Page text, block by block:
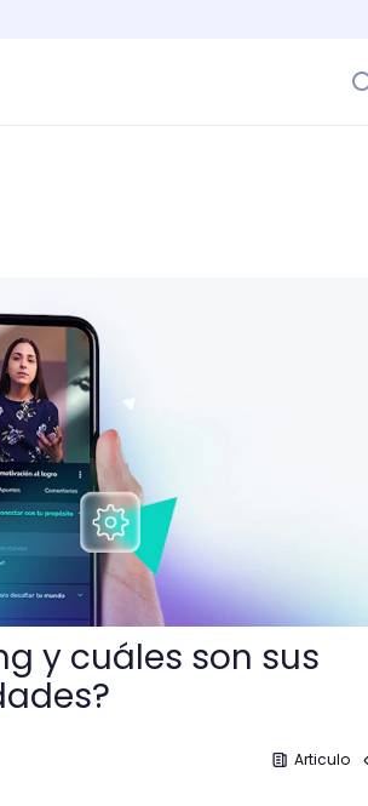
y cuáles son sus
Articulo